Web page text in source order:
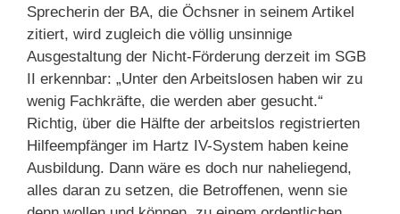
Sprecherin der BA, die Öchsner in seinem Artikel
zitiert, wird zugleich die völlig unsinnige
Ausgestaltung der Nicht-Förderung derzeit im SGB
II erkennbar: „Unter den Arbeitslosen haben wir zu
wenig Fachkräfte, die werden aber gesucht.“
Richtig, über die Hälfte der arbeitslos registrierten
Hilfeempfänger im Hartz IV-System haben keine
Ausbildung. Dann wäre es doch nur naheliegend,
alles daran zu setzen, die Betroffenen, wenn sie